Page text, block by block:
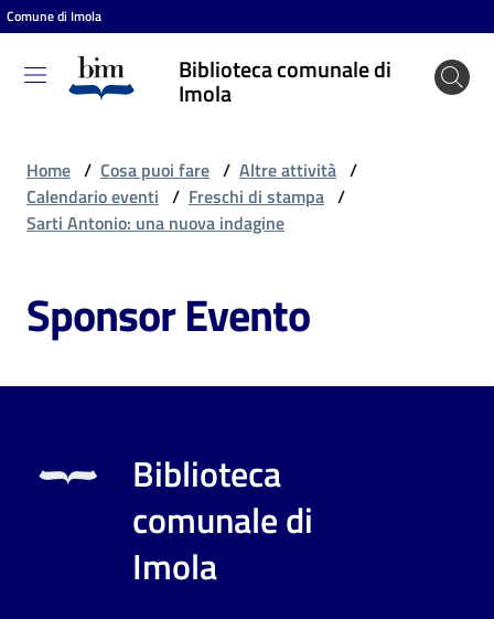
Vai al contenuto
Vai alla navigazione
Vai al footer
Comune di Imola
Biblioteca comunale di
Imola
Biblioteca
comunale
Cosa
fare
Scopri
Home / Cosa puoi fare / Altre attività /
Calendario eventi / Freschi di stampa /
Sarti Antonio: una nuova indagine
Sponsor Evento
Biblioteca
comunale di
Imola